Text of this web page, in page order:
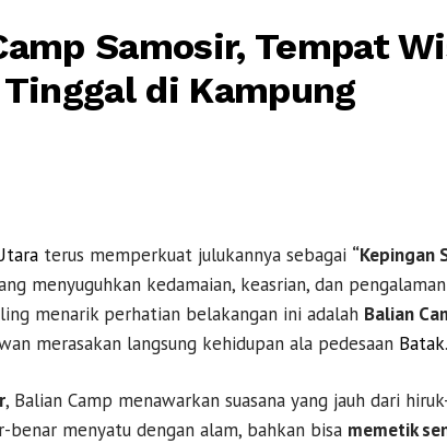
Samosir, Tempat
di Kampung
terus memperkuat julukannya sebagai “Kepingan
menyuguhkan kedamaian, keasrian, dan
menarik perhatian belakangan ini adalah Balian
merasakan langsung kehidupan ala pedesaan Batak.
, Balian Camp menawarkan suasana yang jauh dari
menyatu dengan alam, bahkan bisa memetik